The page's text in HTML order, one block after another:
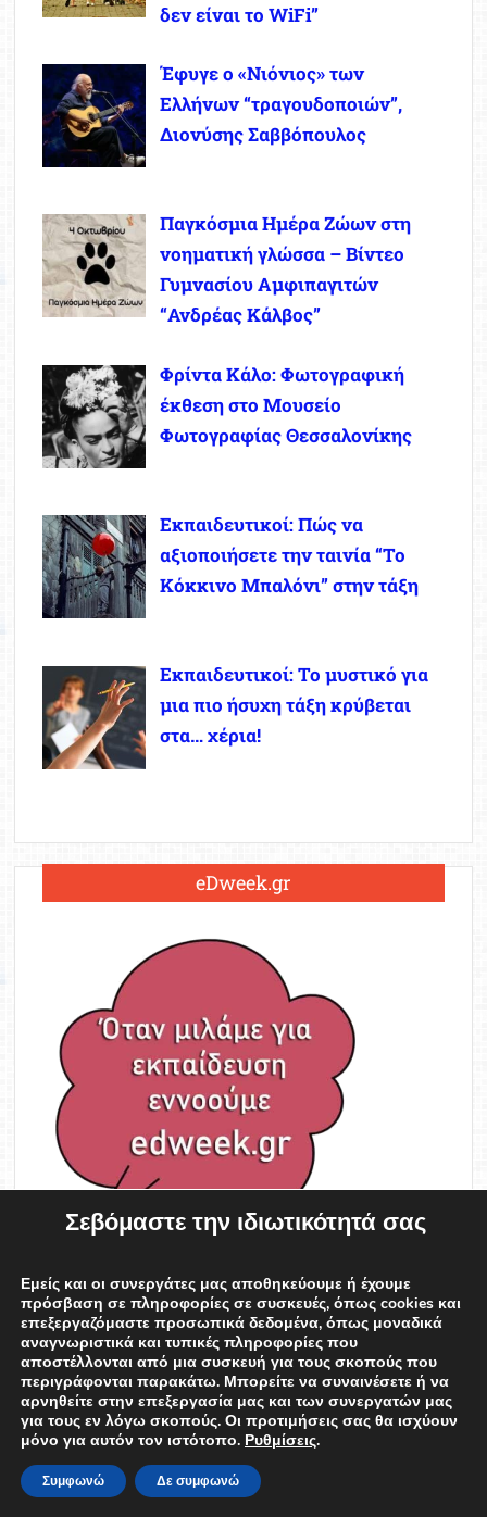
δεν είναι το WiFi”
Έφυγε ο «Νιόνιος» των
Ελλήνων “τραγουδοποιών”,
Διονύσης Σαββόπουλος
Παγκόσμια Ημέρα Ζώων στη
νοηματική γλώσσα – Βίντεο
Γυμνασίου Αμφιπαγιτών
“Ανδρέας Κάλβος”
Φρίντα Κάλο: Φωτογραφική
έκθεση στο Μουσείο
Φωτογραφίας Θεσσαλονίκης
Εκπαιδευτικοί: Πώς να
αξιοποιήσετε την ταινία “Το
Κόκκινο Μπαλόνι” στην τάξη
Εκπαιδευτικοί: Το μυστικό για
μια πιο ήσυχη τάξη κρύβεται
στα… χέρια!
eDweek.gr
edweek
Σεβόμαστε την ιδιωτικότητά σας
Εμείς και οι συνεργάτες μας αποθηκεύουμε ή έχουμε
πρόσβαση σε πληροφορίες σε συσκευές, όπως cookies και
επεξεργαζόμαστε προσωπικά δεδομένα, όπως μοναδικά
αναγνωριστικά και τυπικές πληροφορίες που
αποστέλλονται από μια συσκευή για τους σκοπούς που
περιγράφονται παρακάτω. Μπορείτε να συναινέσετε ή να
αρνηθείτε στην επεξεργασία μας και των συνεργατών μας
για τους εν λόγω σκοπούς. Οι προτιμήσεις σας θα ισχύουν
μόνο για αυτόν τον ιστότοπο. Ρυθμίσεις.
Συμφωνώ Δε συμφωνώ